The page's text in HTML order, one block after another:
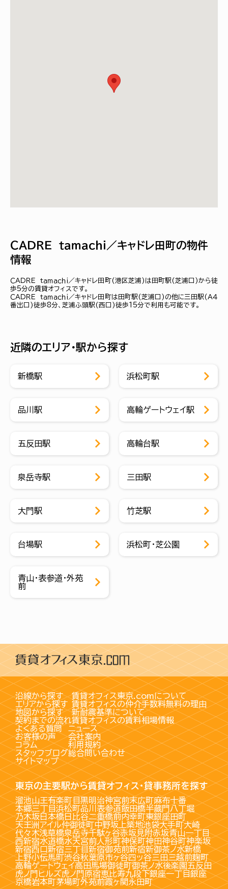
ＣＡＤＲＥ ｔａｍａｃｈｉ／キャドレ田町の物件
情報
ＣＡＤＲＥ ｔａｍａｃｈｉ／キャドレ田町(港区芝浦)は田町駅(芝浦口)から徒
歩5分の賃貸オフィスです。
ＣＡＤＲＥ ｔａｍａｃｈｉ／キャドレ田町は田町駅(芝浦口)の他に三田駅(Ａ４
番出口)徒歩8分、芝浦ふ頭駅(西口)徒歩15分で利用も可能です。
近隣のエリア・駅から探す
新橋駅 浜松町駅
品川駅 高輪ゲートウェイ駅
五反田駅 高輪台駅
泉岳寺駅 三田駅
大門駅 竹芝駅
台場駅 浜松町・芝公園
青山・表参道・外苑
前
沿線から探す
エリアから探す
地図から探す
契約までの流れ
賃貸オフィス東京.comについて
賃貸オフィスの仲介手数料無料の理由
新耐震基準について
賃貸オフィスの賃料相場情報
よくある質問
お客様の声
コラム
スタッフブログ
サイトマップ
ニュース
会社案内
利用規約
総合問い合わせ
東京の主要駅から賃貸オフィス・貸事務所を探す
溜池山王有楽町目黒明治神宮前末広町麻布十番
本郷三丁目浜松町品川 表参道飯田橋半蔵門八丁堀
乃木坂日本橋日比谷二重橋前内幸町東銀座田町
天王洲アイル仲御徒町中野坂上築地池袋大手町大崎
代々木浅草橋泉岳寺千駄ヶ谷赤坂見附赤坂青山一丁目
西新宿水道橋水天宮前人形町神保町神田神谷町神楽坂
新宿西口新宿三丁目新宿御苑前新宿新御茶ノ水新橋
上野小伝馬町渋谷秋葉原市ヶ谷四ッ谷三田三越前麹町
高輪ゲートウェイ高田馬場御徒町御茶ノ水後楽園五反田
虎ノ門ヒルズ虎ノ門原宿恵比寿九段下銀座一丁目銀座
京橋岩本町茅場町外苑前霞ヶ関永田町